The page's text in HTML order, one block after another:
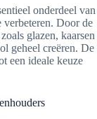
onderdeel van
verbeteren. Door de
glazen, kaarsen
geheel creëren. De
een ideale keuze